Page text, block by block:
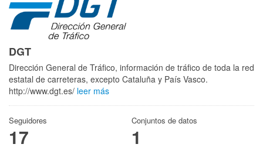
DGT
Dirección General de Tráfico, información de tráfico de toda la red
estatal de carreteras, excepto Cataluña y País Vasco.
http://www.dgt.es/ leer más
Seguidores
17
Conjuntos de datos
1